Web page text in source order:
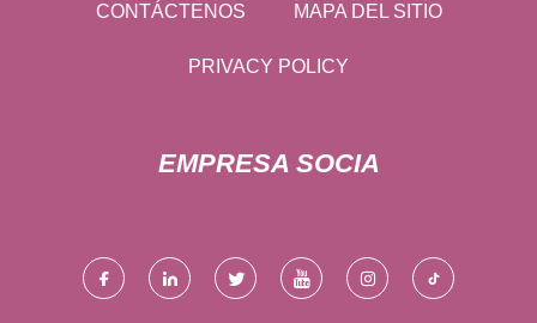
CONTÁCTENOS MAPA DEL SITIO
PRIVACY POLICY
EMPRESA SOCIA